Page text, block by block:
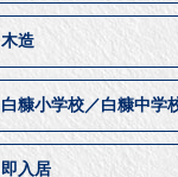
木造
白糠小学校／白糠中学
即入居